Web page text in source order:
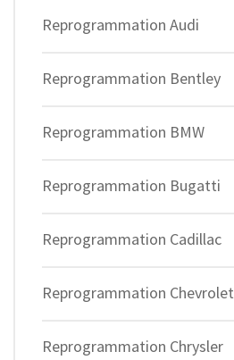
Reprogrammation Audi
Reprogrammation Bentley
Reprogrammation BMW
Reprogrammation Bugatti
Reprogrammation Cadillac
Reprogrammation Chevrolet
Reprogrammation Chrysler